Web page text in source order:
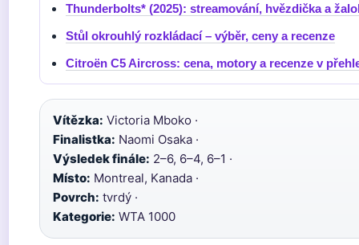
Thunderbolts* (2025): streamování, hvězdička a
Stůl okrouhlý rozkládací – výběr, ceny a recenze
Citroën C5 Aircross: cena, motory a recenze v
Vítězka: Victoria Mboko ·
Finalistka: Naomi Osaka ·
Výsledek finále: 2–6, 6–4, 6–1 ·
Místo: Montreal, Kanada ·
Povrch: tvrdý ·
Kategorie: WTA 1000